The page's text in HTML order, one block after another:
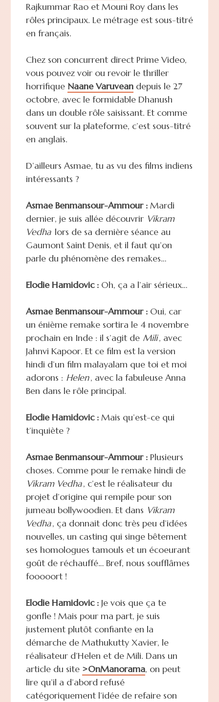
Rajkummar Rao et Mouni Roy dans les
rôles principaux. Le métrage est sous-titré
en français.
Chez son concurrent direct Prime Video,
vous pouvez voir ou revoir le thriller
horrifique Naane Varuveandepuis le 27
octobre, avec le formidable Dhanush
dans un double rôle saisissant. Et comme
souvent sur la plateforme, c’est sous-titré
en anglais.
D’ailleurs Asmae, tu as vu des films indiens
intéressants ?
Asmae Benmansour-Ammour :Mardi
dernier, je suis allée découvrir Vikram
Vedha lors de sa dernière séance au
Gaumont Saint Denis, et il faut qu’on
parle du phénomène des remakes…
Elodie Hamidovic :Oh, ça a l’air sérieux…
Asmae Benmansour-Ammour :Oui, car
un énième remake sortira le 4 novembre
prochain en Inde : il s’agit de Mili, avec
Jahnvi Kapoor. Et ce film est la version
hindi d’un film malayalam que toi et moi
adorons : Helen, avec la fabuleuse Anna
Ben dans le rôle principal.
Elodie Hamidovic :Mais qu’est-ce qui
t’inquiète ?
Asmae Benmansour-Ammour :Plusieurs
choses. Comme pour le remake hindi de
Vikram Vedha, c’est le réalisateur du
projet d’origine qui rempile pour son
jumeau bollywoodien. Et dans Vikram
Vedha, ça donnait donc très peu d’idées
nouvelles, un casting qui singe bêtement
ses homologues tamouls et un écoeurant
goût de réchauffé… Bref, nous soufflâmes
fooooort !
Elodie Hamidovic :Je vois que ça te
gonfle ! Mais pour ma part, je suis
justement plutôt confiante en la
démarche de Mathukutty Xavier, le
réalisateur d’Helen et de Mili. Dans un
article du site >OnManorama, on peut
lire qu’il a d’abord refusé
catégoriquement l’idée de refaire son